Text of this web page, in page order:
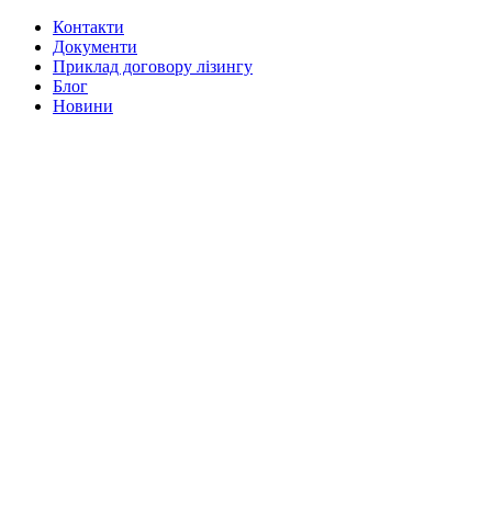
Контакти
Документи
Приклад договору лізингу
Блог
Новини